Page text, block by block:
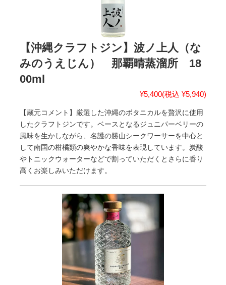
【沖縄クラフトジン】波ノ上人（な
みのうえじん） 那覇晴蒸溜所 18
00ml
¥5,400(税込 ¥5,940)
【蔵元コメント】厳選した沖縄のボタニカルを贅沢に使用
したクラフトジンです。ベースとなるジュニパーベリーの
風味を生かしながら、名護の勝山シークワーサーを中心と
して南国の柑橘類の爽やかな香味を表現しています。炭酸
やトニックウォーターなどで割っていただくとさらに香り
高くお楽しみいただけます。